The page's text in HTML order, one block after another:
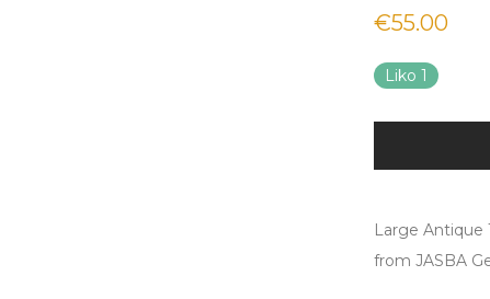
€55.00
Liko 1
Large Antique
from JASBA